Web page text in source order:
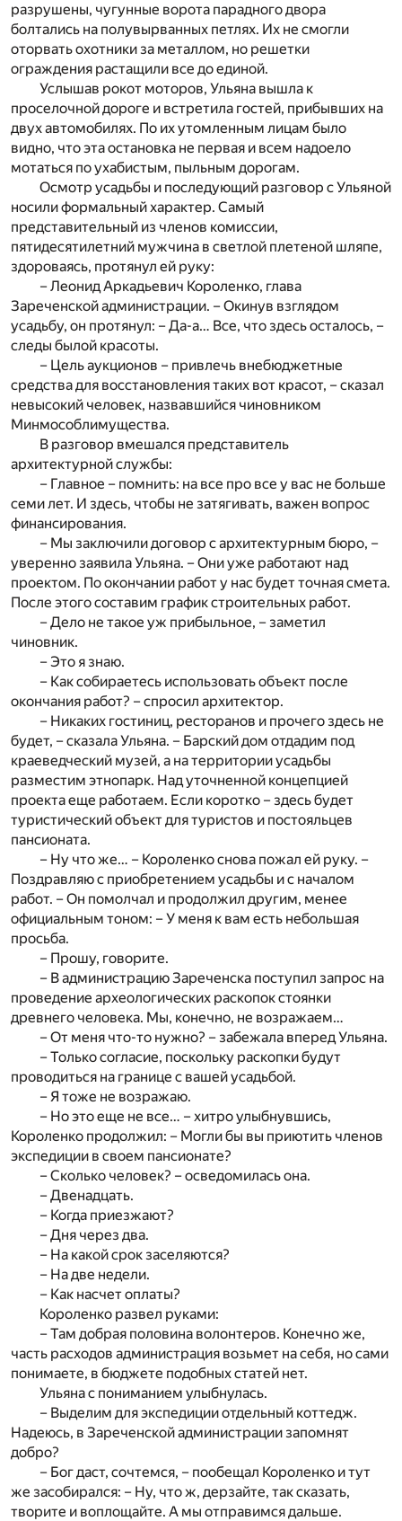
разрушены, чугунные ворота парадного двора
болтались на полувырванных петлях. Их не смогли
оторвать охотники за металлом, но решетки
ограждения растащили все до единой.
Услышав рокот моторов, Ульяна вышла к
проселочной дороге и встретила гостей, прибывших на
двух автомобилях. По их утомленным лицам было
видно, что эта остановка не первая и всем надоело
мотаться по ухабистым, пыльным дорогам.
Осмотр усадьбы и последующий разговор с Ульяной
носили формальный характер. Самый
представительный из членов комиссии,
пятидесятилетний мужчина в светлой плетеной шляпе,
здороваясь, протянул ей руку:
– Леонид Аркадьевич Короленко, глава
Зареченской администрации. – Окинув взглядом
усадьбу, он протянул: – Да-а… Все, что здесь осталось, –
следы былой красоты.
– Цель аукционов – привлечь внебюджетные
средства для восстановления таких вот красот, – сказал
невысокий человек, назвавшийся чиновником
Минмособлимущества.
В разговор вмешался представитель
архитектурной службы:
– Главное – помнить: на все про все у вас не больше
семи лет. И здесь, чтобы не затягивать, важен вопрос
финансирования.
– Мы заключили договор с архитектурным бюро, –
уверенно заявила Ульяна. – Они уже работают над
проектом. По окончании работ у нас будет точная смета.
После этого составим график строительных работ.
– Дело не такое уж прибыльное, – заметил
чиновник.
– Это я знаю.
– Как собираетесь использовать объект после
окончания работ? – спросил архитектор.
– Никаких гостиниц, ресторанов и прочего здесь не
будет, – сказала Ульяна. – Барский дом отдадим под
краеведческий музей, а на территории усадьбы
разместим этнопарк. Над уточненной концепцией
проекта еще работаем. Если коротко – здесь будет
туристический объект для туристов и постояльцев
пансионата.
– Ну что же… – Короленко снова пожал ей руку. –
Поздравляю с приобретением усадьбы и с началом
работ. – Он помолчал и продолжил другим, менее
официальным тоном: – У меня к вам есть небольшая
просьба.
– Прошу, говорите.
– В администрацию Зареченска поступил запрос на
проведение археологических раскопок стоянки
древнего человека. Мы, конечно, не возражаем…
– От меня что-то нужно? – забежала вперед Ульяна.
– Только согласие, поскольку раскопки будут
проводиться на границе с вашей усадьбой.
– Я тоже не возражаю.
– Но это еще не все… – хитро улыбнувшись,
Короленко продолжил: – Могли бы вы приютить членов
экспедиции в своем пансионате?
– Сколько человек? – осведомилась она.
– Двенадцать.
– Когда приезжают?
– Дня через два.
– На какой срок заселяются?
– На две недели.
– Как насчет оплаты?
Короленко развел руками:
– Там добрая половина волонтеров. Конечно же,
часть расходов администрация возьмет на себя, но сами
понимаете, в бюджете подобных статей нет.
Ульяна с пониманием улыбнулась.
– Выделим для экспедиции отдельный коттедж.
Надеюсь, в Зареченской администрации запомнят
добро?
– Бог даст, сочтемся, – пообещал Короленко и тут
же засобирался: – Ну, что ж, дерзайте, так сказать,
творите и воплощайте. А мы отправимся дальше.